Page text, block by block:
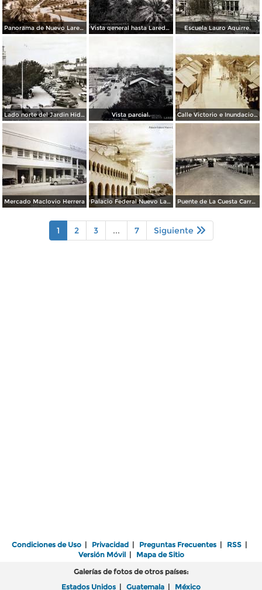
Panorama de Nuevo Laredo, Tamaulipas. Vista general hasta Laredo TX. ( Circulada el 3 de Abril de 1943 ). Escuela Lauro Aguirre.
Lado norte del Jardin Hidalgo ( Circulada el 17 deSeptiembre de 1957 ). Vista parcial. Calle Victorio e Inundacion en Nuevo Laredo, Tamaulipas en 1922.
Mercado Maclovio Herrera Palacio Federal Nuevo Laredo, Tamaulipas. Puente de La Cuesta Carretera Monterrey-Laredo.
1 2 3 ... 7 Siguiente
Condiciones de Uso | Privacidad | Preguntas Frecuentes | RSS |
Versión Móvil| Mapa de Sitio
Galerías de fotos de otros países:
Estados Unidos | Guatemala | México